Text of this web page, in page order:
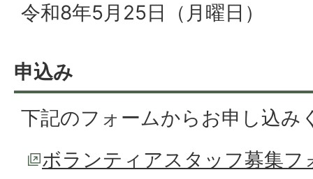
令和8年5月25日（月曜日）
申込み
下記のフォームからお申し込み
ボランティアスタッフ募集フ